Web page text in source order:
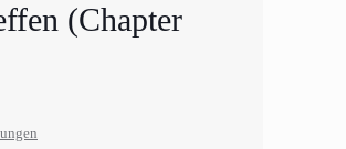
(Chapter